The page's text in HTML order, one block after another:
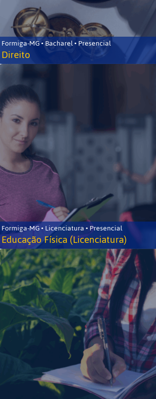
Formiga-MG • Bacharel • Presencial
Direito
Formiga-MG • Licenciatura • Presencial
Educação Física (Licenciatura)